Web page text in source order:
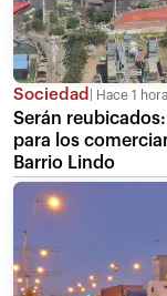
Sociedad Hace 1 hora
Serán
para los
Barrio Lindo